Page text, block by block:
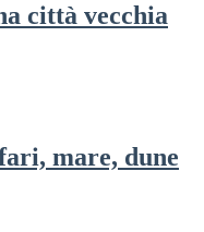
città vecchia
mare, dune